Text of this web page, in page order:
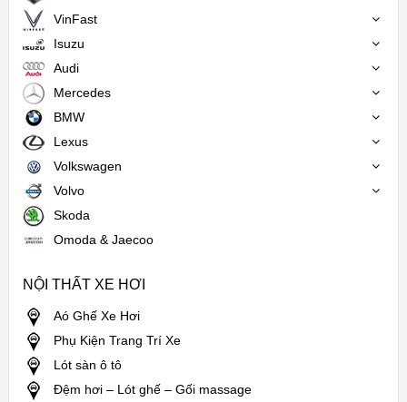
VinFast
Isuzu
Audi
Mercedes
BMW
Lexus
Volkswagen
Volvo
Skoda
Omoda & Jaecoo
NỘI THẤT XE HƠI
Aó Ghế Xe Hơi
Phụ Kiện Trang Trí Xe
Lót sàn ô tô
Đệm hơi – Lót ghế – Gối massage